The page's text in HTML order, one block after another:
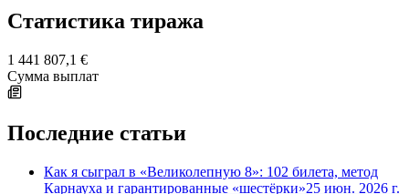
Статистика тиража
1 441 807,1 €
Сумма выплат
Последние статьи
Как я сыграл в «Великолепную 8»: 102 билета, метод
Карнауха и гарантированные «шестёрки»25 июн. 2026 г.